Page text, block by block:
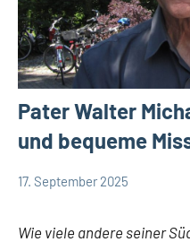
Pater Walter
und bequeme
App-
17. September 2025
Andrea
Wie viele andere seiner